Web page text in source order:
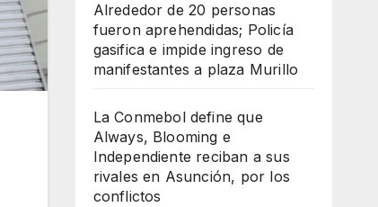
Alrededor de 20 personas
fueron aprehendidas; Policía
gasifica e impide ingreso de
manifestantes a plaza Murillo
La Conmebol define que
Always, Blooming e
Independiente reciban a sus
rivales en Asunción, por los
conflictos